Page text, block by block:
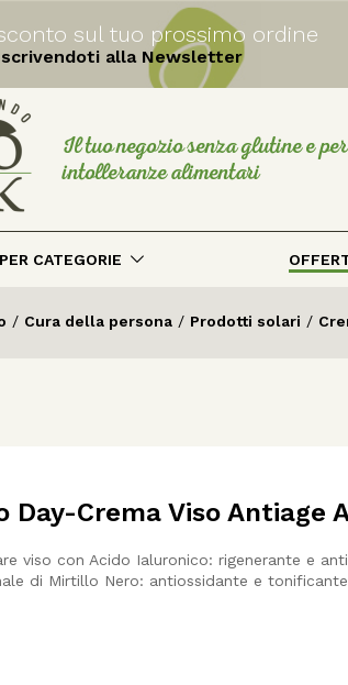
sul tuo prossimo ordine
alla Newsletter
Il tuo negozio senza glutine e per
intolleranze alimentari
CATEGORIE
/ Cura della persona / Prodotti solari /
Day-Crema Viso
viso con Acido Ialuronico: rigenerante e
di Mirtillo Nero: antiossidante e